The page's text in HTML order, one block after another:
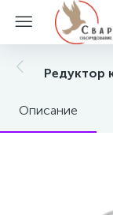
Редуктор
Описание